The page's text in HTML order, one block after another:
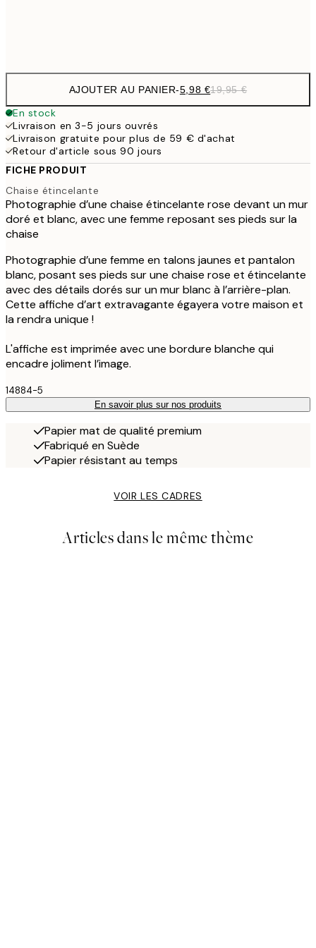
AJOUTER AU PANIER-5,98 €19,95 €
En stock
Livraison en 3-5 jours ouvrés
Livraison gratuite pour plus de 59 € d'achat
Retour d'article sous 90 jours
FICHE PRODUIT
Chaise étincelante
Photographie d’une chaise étincelante rose devant un mur
doré et blanc, avec une femme reposant ses pieds sur la
chaise
Photographie d’une femme en talons jaunes et pantalon
blanc, posant ses pieds sur une chaise rose et étincelante
avec des détails dorés sur un mur blanc à l’arrière-plan.
Cette affiche d’art extravagante égayera votre maison et
la rendra unique !
L'affiche est imprimée avec une bordure blanche qui
encadre joliment l’image.
14884-5
En savoir plus sur nos produits
Papier mat de qualité premium
Fabriqué en Suède
Papier résistant au temps
VOIR LES CADRES
Articles dans le même thème